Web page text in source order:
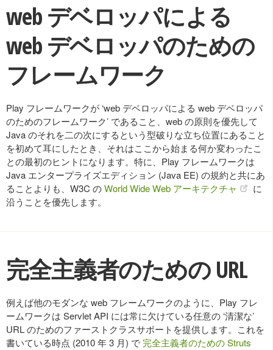
web デベロッパによる
web デベロッパのための
フレームワーク
Play フレームワークが ‘web デベロッパによる web デベロッパ
のためのフレームワーク’ であること、web の原則を優先して
Java のそれを二の次にするという型破りな立ち位置にあること
を初めて耳にしたとき、それはここから始まる何か変わったこ
との最初のヒントになります。特に、Play フレームワークは
Java エンタープライズエディション (Java EE) の規約と共にあ
ることよりも、W3C のWorld Wide Web アーキテクチャ
に
沿うことを優先します。
完全主義者のための URL
例えば他のモダンな web フレームワークのように、Play フレ
ームワークは Servlet API には常に欠けている任意の ‘清潔な’
URL のためのファーストクラスサポートを提供します。これを
書いている時点 (2010 年 3 月) で 完全主義者のための Struts